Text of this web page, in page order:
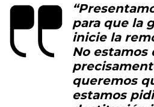
para que la
inicie la
No estamos
queremos
estamos